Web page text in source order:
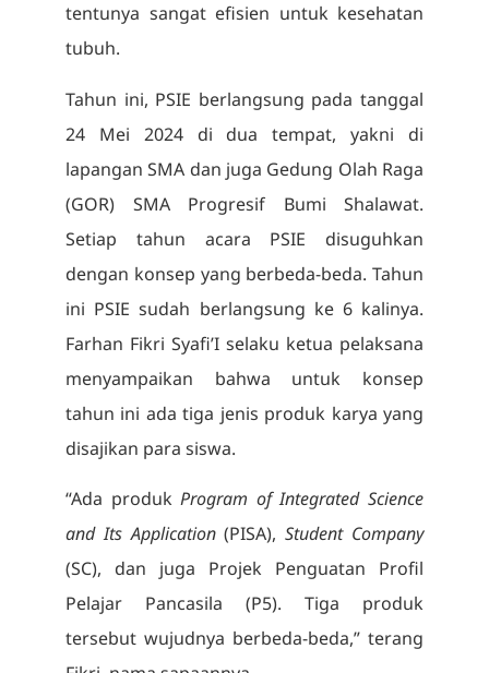
tentunya sangat efisien untuk kesehatan
tubuh.
Tahun ini, PSIE berlangsung pada tanggal
24 Mei 2024 di dua tempat, yakni di
lapangan SMA dan juga Gedung Olah Raga
(GOR) SMA Progresif Bumi Shalawat.
Setiap tahun acara PSIE disuguhkan
dengan konsep yang berbeda-beda. Tahun
ini PSIE sudah berlangsung ke 6 kalinya.
Farhan Fikri Syafi’I selaku ketua pelaksana
menyampaikan bahwa untuk konsep
tahun ini ada tiga jenis produk karya yang
disajikan para siswa.
“Ada produkProgram of Integrated Science
and Its Application(PISA),Student Company
(SC), dan juga Projek Penguatan Profil
Pelajar Pancasila (P5). Tiga produk
tersebut wujudnya berbeda-beda,” terang